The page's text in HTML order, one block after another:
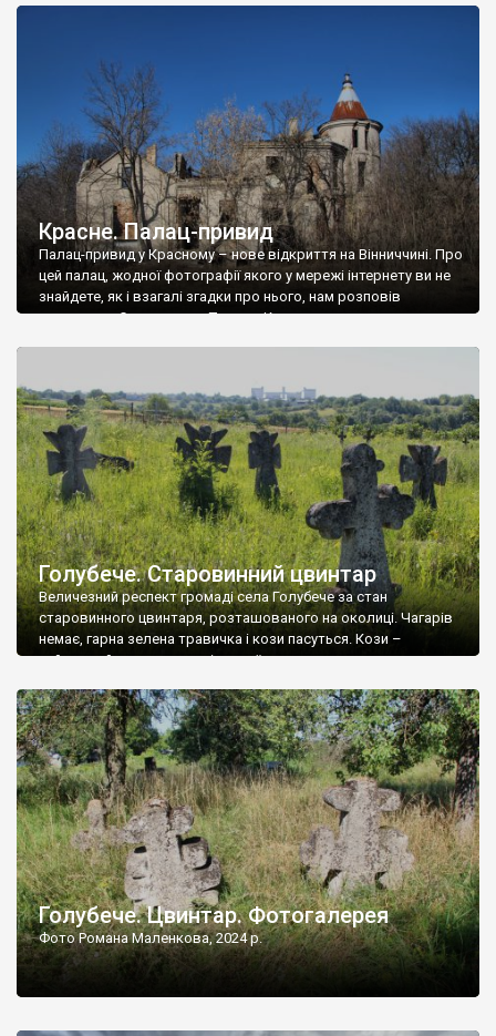
Красне. Палац-привид
Палац-привид у Красному – нове відкриття на Вінниччині. Про
цей палац, жодної фотографії якого у мережі інтернету ви не
знайдете, як і взагалі згадки про нього, нам розповів
мешканець Самгородка. Палац у Красному вразив не лише
Голубече. Старовинний цвинтар
Величезний респект громаді села Голубече за стан
старовинного цвинтаря, розташованого на околиці. Чагарів
немає, гарна зелена травичка і кози пасуться. Кози –
найкращий регулятор шкідливої, для старих кладовищ,
бруньками, кози ті бруньки обгризають, бо то улюблений
делікатес. На цвинтарі у Голубечому ціла колекція
різноманітних форм хрестів. Село відносно невелике, […]
Голубече. Цвинтар. Фотогалерея
Фото Романа Маленкова, 2024 р.